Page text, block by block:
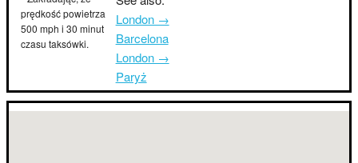
prędkość powietrza
500 mph i 30 minut
czasu taksówki.
London →
Barcelona
London →
Paryż